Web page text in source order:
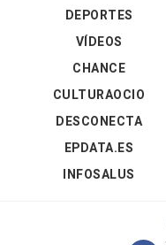
DEPORTES
VÍDEOS
CHANCE
CULTURAOCIO
DESCONECTA
EPDATA.ES
INFOSALUS